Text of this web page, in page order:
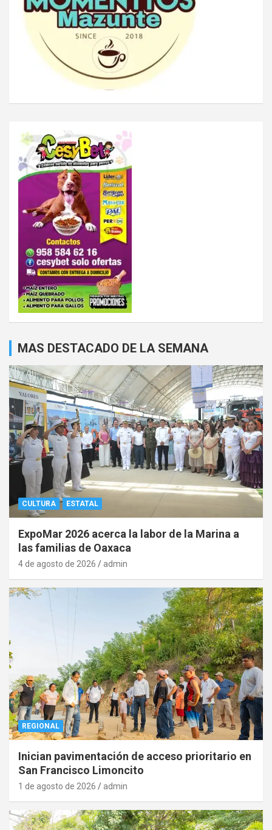
MAS DESTACADO DE LA SEMANA
CULTURA ESTATAL
ExpoMar 2026 acerca la labor de la Marina a
las familias de Oaxaca
4 de agosto de 2026 admin
REGIONAL
Inician pavimentación de acceso prioritario en
San Francisco Limoncito
1 de agosto de 2026 admin